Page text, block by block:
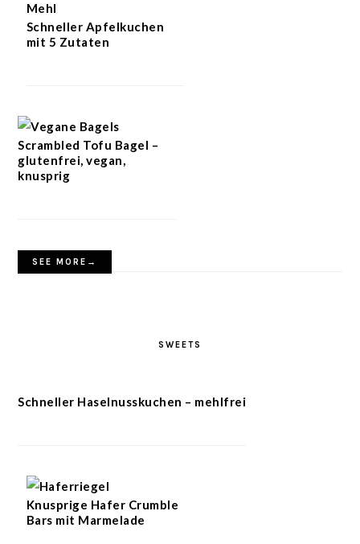
Schneller Apfelkuchen
mit 5 Zutaten
Scrambled Tofu Bagel –
glutenfrei, vegan,
knusprig
SEE MORE→
SWEETS
Schneller Haselnusskuchen – mehlfrei
Knusprige Hafer Crumble
Bars mit Marmelade